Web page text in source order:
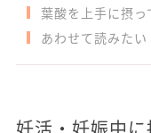
葉酸を上手に摂
あわせて読みたい